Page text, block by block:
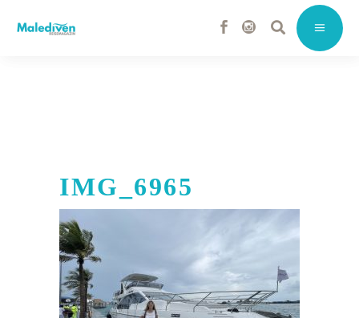
IMG_6965